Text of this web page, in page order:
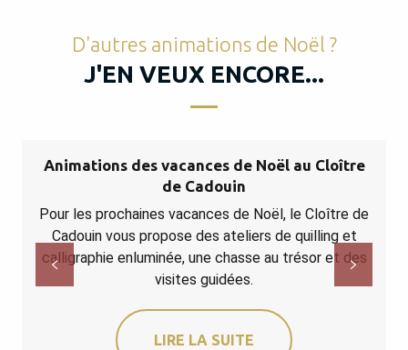
D'autres animations de Noël ?
J'EN VEUX ENCORE...
Animations des vacances de Noël au Cloître
de Cadouin
Pour les prochaines vacances de Noël, le Cloître de
Cadouin vous propose des ateliers de quilling et
calligraphie enluminée, une chasse au trésor et des
visites guidées.
LIRE LA SUITE